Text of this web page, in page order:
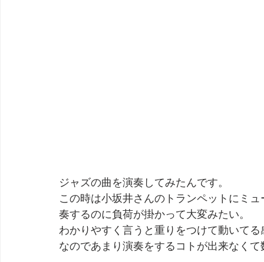
ジャズの曲を演奏してみたんです。
この時は小坂井さんのトランペットにミ
奏するのに負荷が掛かって大変みたい。
わかりやすく言うと重りをつけて動いてる
なのであまり演奏をするコトが出来なく